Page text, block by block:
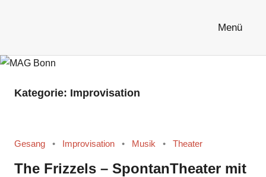
Bonn
Menü
Kategorie: Improvisation
Gesang Improvisation Musik Theater
The Frizzels – SpontanTheater mit